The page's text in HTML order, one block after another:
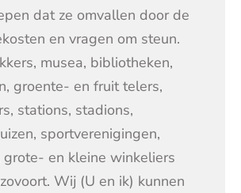
dat ze omvallen door de
en vragen om steun.
musea, bibliotheken,
groente- en fruit telers,
stations, stadions,
sportverenigingen,
grote- en kleine winkeliers
Wij (U en ik) kunnen